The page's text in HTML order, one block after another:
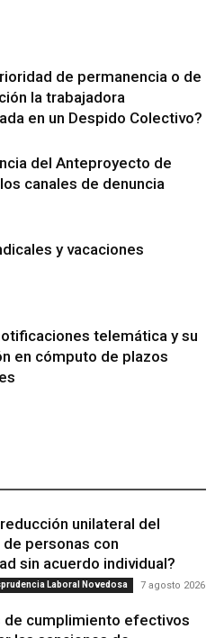
de permanencia o de
la trabajadora
en un Despido Colectivo?
del Anteproyecto de
canales de denuncia
y vacaciones
telemática y su
en cómputo de plazos
unilateral del
personas con
sin acuerdo individual?
Laboral Novedosa 7 agosto 2026
de cumplimiento efectivos